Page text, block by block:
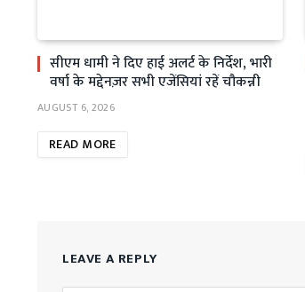
सीएम धामी ने दिए हाई अलर्ट के निर्देश, भारी
वर्षा के मद्देनज़र सभी एजेंसियां रहें चौकन्नी
AUGUST 6, 2026
READ MORE
LEAVE A REPLY